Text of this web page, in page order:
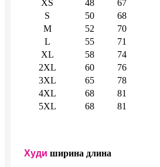
XS 48
67
S
50
68
M
52
70
L
55
71
XL
58
74
2XL
60
76
3XL
65
78
4XL
68
81
5XL
68 81
Худи ширина длина